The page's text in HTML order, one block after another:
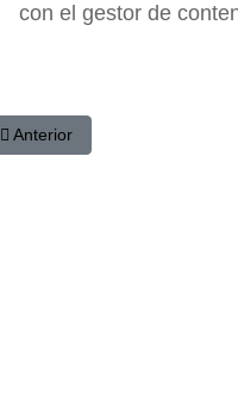
con el gestor de
Artículo anterior:
Anterior